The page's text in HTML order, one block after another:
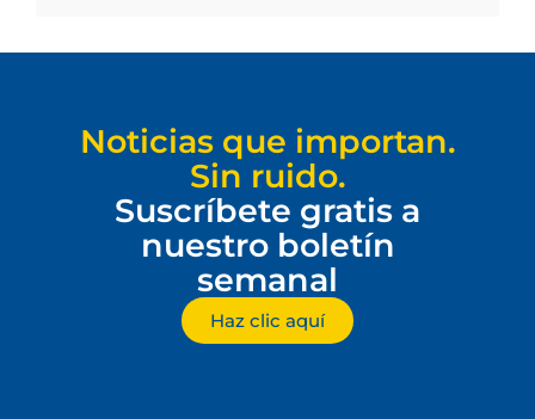
Noticias que importan.
Sin ruido.
Suscríbete gratis a
nuestro boletín
semanal
Haz clic aquí